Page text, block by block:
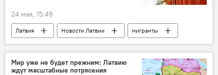
24 мая, 15:49
Латвия Новости Латвии мигранты
Мир уже не будет прежним: Латвию
ждут масштабные потрясения